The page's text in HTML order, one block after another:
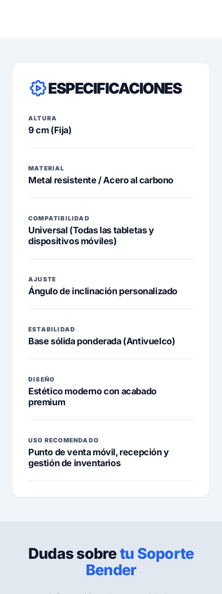
ESPECIFICACIONES
ALTURA
9 cm (Fija)
MATERIAL
Metal resistente / Acero al carbono
COMPATIBILIDAD
Universal (Todas las tabletas y
dispositivos móviles)
AJUSTE
Ángulo de inclinación personalizado
ESTABILIDAD
Base sólida ponderada (Antivuelco)
DISEÑO
Estético moderno con acabado
premium
USO RECOMENDADO
Punto de venta móvil, recepción y
gestión de inventarios
Dudas sobretu Soporte
Bender